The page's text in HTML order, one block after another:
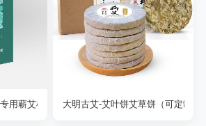
专用蕲艾柱 1.8*2.7规格大明古艾-艾叶饼艾草饼（可定制大